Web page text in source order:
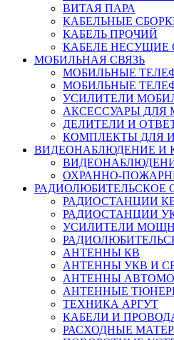
ВИТАЯ ПАРА
КАБЕЛЬНЫЕ
КАБЕЛЬ ПРОЧИЙ
КАБЕЛЕ НЕСУЩИЕ
МОБИЛЬНАЯ СВЯЗЬ
МОБИЛЬНЫЕ
МОБИЛЬНЫЕ
УСИЛИТЕЛИ
АКСЕССУАРЫ ДЛЯ
ДЕЛИТЕЛИ И
КОМПЛЕКТЫ ДЛЯ
ВИДЕОНАБЛЮДЕНИЕ И
ОХРАННО-
РАДИОЛЮБИТЕЛЬСКОЕ
РАДИОСТАНЦИИ
РАДИОСТАНЦИИ
УСИЛИТЕЛИ
АНТЕННЫ КВ
АНТЕННЫ УКВ И
АНТЕННЫ
АНТЕННЫЕ
ТЕХНИКА АРГУТ
КАБЕЛИ И
РАСХОДНЫЕ